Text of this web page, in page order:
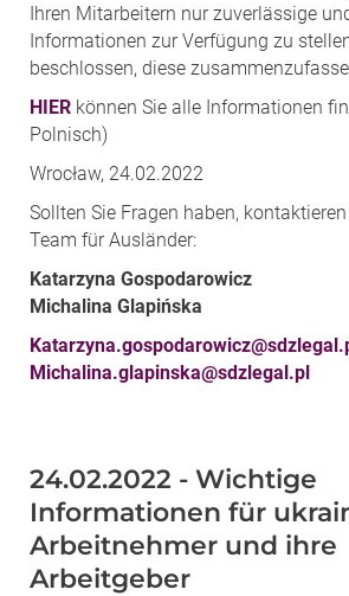
Ihren Mitarbeitern nur zuverlässige
Informationen zur Verfügung zu
beschlossen, diese
HIER können Sie alle Informationen
Polnisch)
Wrocław, 24.02.2022
Sollten Sie Fragen haben,
Team für Ausländer:
Katarzyna
Michalina Glapińska
Michalina.glapinska@sdzlegal.pl
24.02.2022 - Wichtige
Informationen für
Arbeitnehmer und ihre
Arbeitgeber